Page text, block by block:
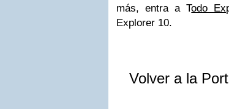
más, entra aTodo
Explorer 10.
Volver a la